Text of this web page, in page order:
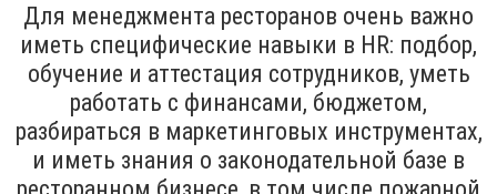
Для менеджмента ресторанов очень важно
иметь специфические навыки в HR: подбор,
обучение и аттестация сотрудников, уметь
работать с финансами, бюджетом,
разбираться в маркетинговых инструментах,
и иметь знания о законодательной базе в